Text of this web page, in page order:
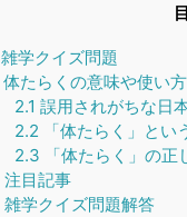
雑学クイズ問題
体たらくの意味や使い
2.1 誤用されがちな日
2.2 「体たらく」とい
2.3 「体たらく」の正
注目記事
雑学クイズ問題解答